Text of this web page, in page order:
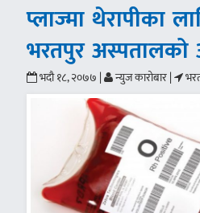
प्लाज्मा थेरापीका
भरतपुर अस्पतालको
भदौ १८, २०७७ | न्युज कारोबार |